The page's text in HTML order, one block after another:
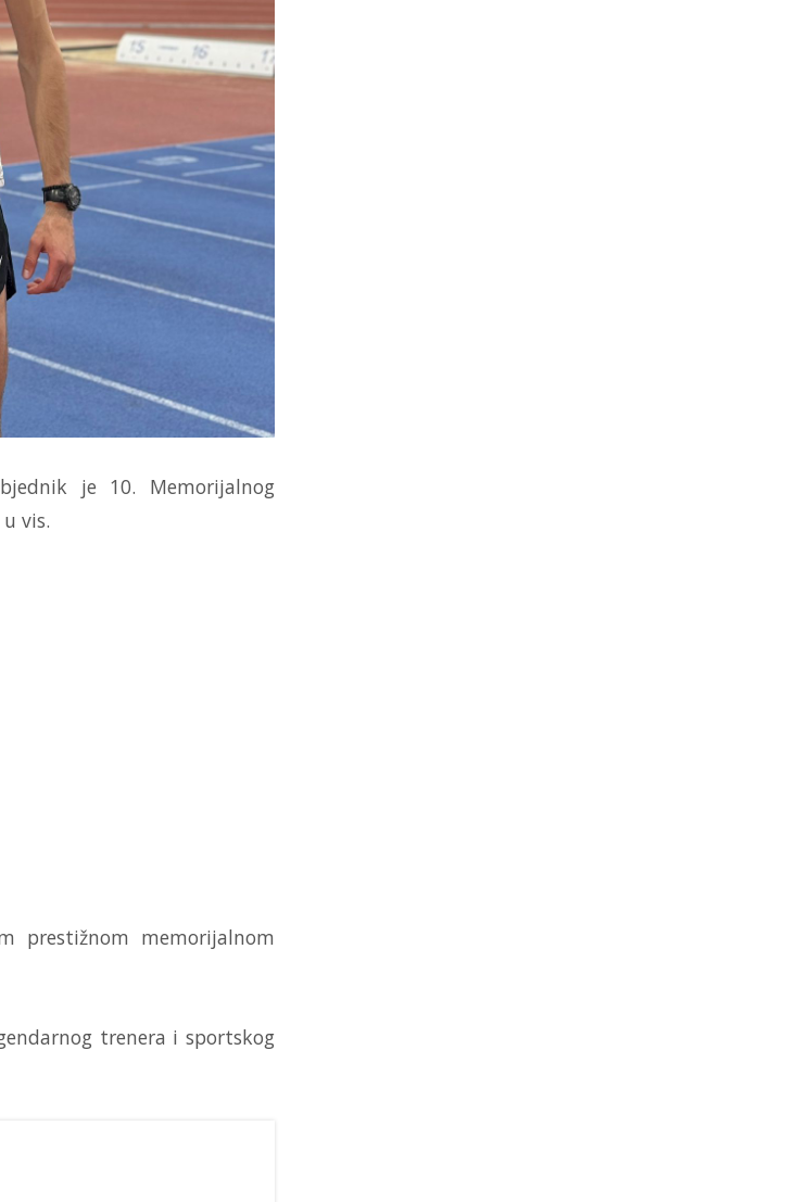
je 10. Memorijalnog
vis.
prestižnom memorijalnom
trenera i sportskog